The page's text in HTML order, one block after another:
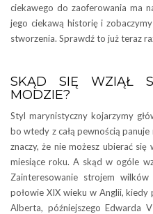
ciekawego do zaoferowania ma
jego ciekawą historię i
stworzenia. Sprawdź to już teraz
SKĄD SIĘ WZIĄŁ
MODZIE?
Styl marynistyczny kojarzymy
bo wtedy z całą pewnością
znaczy, że nie możesz ubierać
miesiące roku. A skąd w ogóle
Zainteresowanie strojem
połowie XIX wieku w Anglii,
Alberta, późniejszego Edwarda